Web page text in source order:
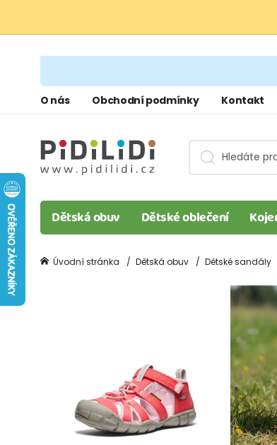
O nás Obchodní podmínky Kontakt
Dětská obuv Dětské oblečení
Úvodní stránka Dětská obuv Dětské sandály